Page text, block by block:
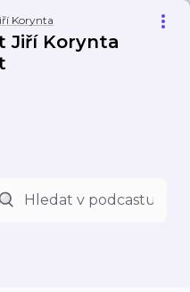
Korynta
Jiří Korynta